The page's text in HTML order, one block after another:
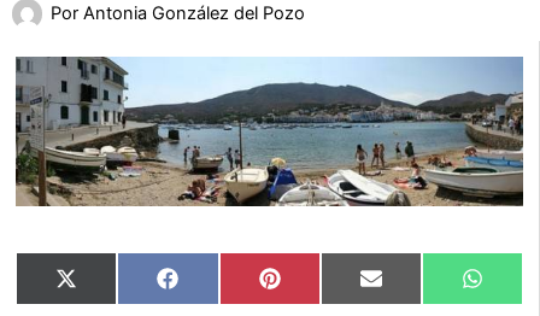
Por Antonia González del Pozo
Compartir
en
X
(Twitter)
Compartir
en
Facebook Compartir
en
Pinterest Compartir
en
Email
en